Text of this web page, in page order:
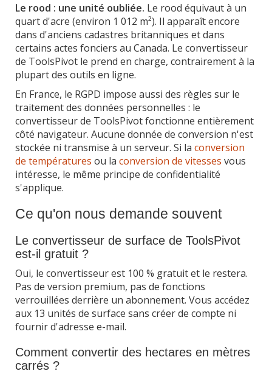
Le rood : une unité oubliée. Le rood équivaut à un
quart d'acre (environ 1 012 m²). Il apparaît encore
dans d'anciens cadastres britanniques et dans
certains actes fonciers au Canada. Le convertisseur
de ToolsPivot le prend en charge, contrairement à la
plupart des outils en ligne.
En France, le RGPD impose aussi des règles sur le
traitement des données personnelles : le
convertisseur de ToolsPivot fonctionne entièrement
côté navigateur. Aucune donnée de conversion n'est
stockée ni transmise à un serveur. Si la conversion
de températures ou la conversion de vitesses vous
intéresse, le même principe de confidentialité
s'applique.
Ce qu'on nous demande souvent
Le convertisseur de surface de ToolsPivot
est-il gratuit ?
Oui, le convertisseur est 100 % gratuit et le restera.
Pas de version premium, pas de fonctions
verrouillées derrière un abonnement. Vous accédez
aux 13 unités de surface sans créer de compte ni
fournir d'adresse e-mail.
Comment convertir des hectares en mètres
carrés ?